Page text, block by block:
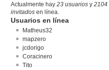
Actualmente hay 23 usuarios y 2104
invitados en línea.
Usuarios en línea
Matheus32
mapzero
jcdorigo
Coracinero
Tito